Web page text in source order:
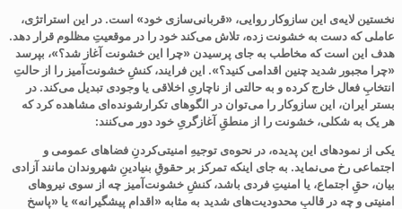
نخستین لایه‌ی این سازوکار روایی، «قربانی‌سازی خود» است. در این استراتژی،
عاملی که دست به خشونت زده، تلاش می‌کند خود را در موقعیتِ مظلوم قرار دهد.
هدف این است که مخاطب به جای پرسیدن «چرا این خشونت آغاز شد؟»، بپرسد
«چرا مجبور شدید چنین اقدامی کنید؟». این فرایند، کنشِ خشونت‌آمیز را از حالتِ
انتخابِ فعال خارج کرده و به حالتی از ناچاریِ اخلاقی یا وجودی تبدیل می‌کند. در
بستر ایران، این سازوکار را می‌توان در الگوهای تکرارشونده‌ای مشاهده کرد که
هر یک به شکلی، خشونت را از منطقِ آغازگریِ خود دور می‌کنند:
یکی از نمودهای این پدیده، در نحوه‌ی توجیهِ امنیتی‌کردنِ فضاهای عمومی و
اجتماعی رخ می‌نماید. به جای اینکه تمرکز بر حقوقِ بنیادینِ شهروندان مانند آزادی
بیان، حقِ اجتماع، یا امنیتِ فردی باشد، کنشِ خشونت‌آمیز چه از سوی نیروهای
امنیتی و چه در قالبِ محدودیت‌های شدید به مثابه «اقدامِ پیشگیرانه» یا «پاسخِ